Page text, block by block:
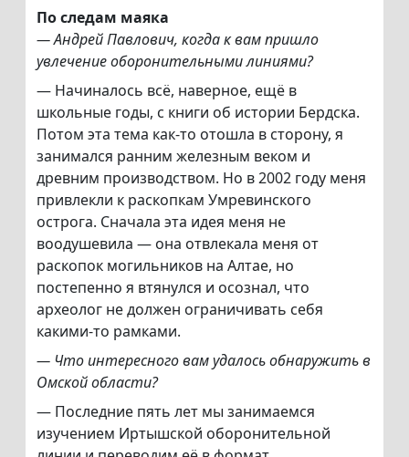
По следам маяка
— Андрей Павлович, когда к вам пришло
увлечение оборонительными линиями?
— Начиналось всё, наверное, ещё в
школьные годы, с книги об истории Бердска.
Потом эта тема как-то отошла в сторону, я
занимался ранним железным веком и
древним производством. Но в 2002 году меня
привлекли к раскопкам Умревинского
острога. Сначала эта идея меня не
воодушевила — она отвлекала меня от
раскопок могильников на Алтае, но
постепенно я втянулся и осознал, что
археолог не должен ограничивать себя
какими-то рамками.
— Что интересного вам удалось обнаружить в
Омской области?
— Последние пять лет мы занимаемся
изучением Иртышской оборонительной